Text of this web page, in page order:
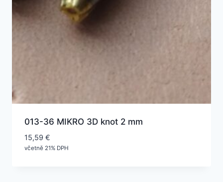
013-36 MIKRO 3D knot 2 mm
15,59 €
včetně 21% DPH